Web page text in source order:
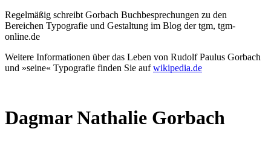
Regelmäßig schreibt Gorbach Buchbesprechungen zu den
Bereichen Typografie und Gestaltung im Blog der tgm, tgm-
online.de
Weitere Informationen über das Leben von Rudolf Paulus Gorbach
und »seine« Typografie finden Sie aufwikipedia.de
Dagmar Nathalie Gorbach